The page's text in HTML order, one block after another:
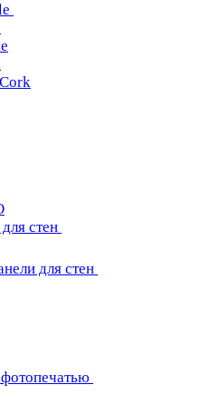
стен
для стен